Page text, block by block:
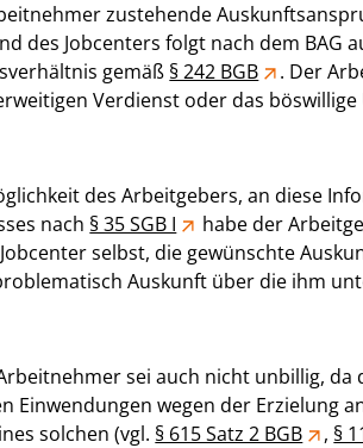
zustehende
des Jobcenters folgt nach dem BAG
gemäß § 242 BGB
. Der
Verdienst oder das
des Arbeitgebers, an diese
nach § 35 SGB I
habe der
selbst, die gewünschte
Auskunft über die ihm
sei auch nicht unbillig, da
Einwendungen wegen der Erzielung
solchen (vgl. § 615 Satz 2 BGB , §